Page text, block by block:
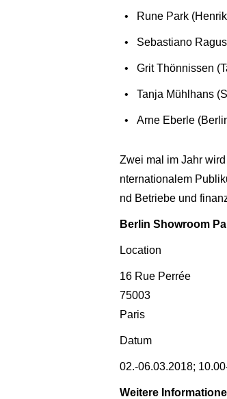
Rune Park
Sebastiano
Grit Thönnissen
Tanja Mühlhans
Arne Eberle
Zwei mal im Jahr
nternationalem
nd Betriebe und
Berlin Showroom
Location
16 Rue Perrée
75003
Paris
Datum
02.-06.03.2018;
Weitere